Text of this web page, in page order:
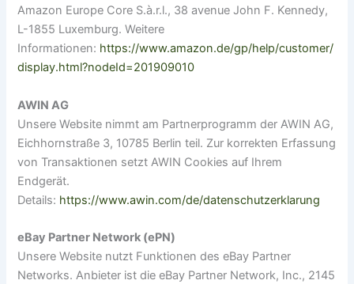
Amazon Europe Core S.à.r.l., 38 avenue John F. Kennedy,
L-1855 Luxemburg. Weitere
Informationen: https://www.amazon.de/gp/help/customer/
display.html?nodeId=201909010
AWIN AG
Unsere Website nimmt am Partnerprogramm der AWIN AG,
Eichhornstraße 3, 10785 Berlin teil. Zur korrekten Erfassung
von Transaktionen setzt AWIN Cookies auf Ihrem
Endgerät.
Details: https://www.awin.com/de/datenschutzerklarung
eBay Partner Network (ePN)
Unsere Website nutzt Funktionen des eBay Partner
Networks. Anbieter ist die eBay Partner Network, Inc., 2145